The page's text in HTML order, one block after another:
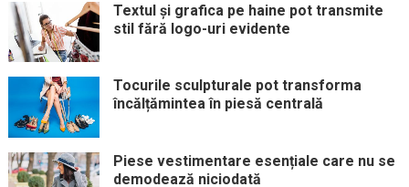
Textul și grafica pe haine pot transmite
stil fără logo-uri evidente
Tocurile sculpturale pot transforma
încălțămintea în piesă centrală
Piese vestimentare esențiale care nu se
demodează niciodată